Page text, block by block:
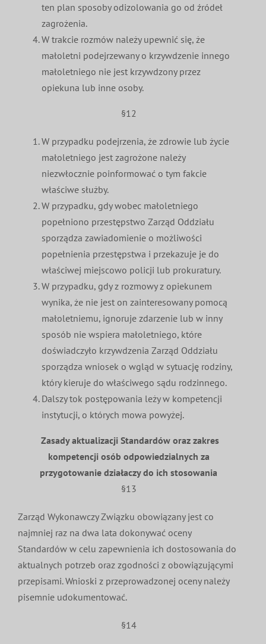
ten plan sposoby odizolowania go od źródeł
zagrożenia.
W trakcie rozmów należy upewnić się, że
małoletni podejrzewany o krzywdzenie innego
małoletniego nie jest krzywdzony przez
opiekuna lub inne osoby.
§12
W przypadku podejrzenia, że zdrowie lub życie
małoletniego jest zagrożone należy
niezwłocznie poinformować o tym fakcie
właściwe służby.
W przypadku, gdy wobec małoletniego
popełniono przestępstwo Zarząd Oddziału
sporządza zawiadomienie o możliwości
popełnienia przestępstwa i przekazuje je do
właściwej miejscowo policji lub prokuratury.
W przypadku, gdy z rozmowy z opiekunem
wynika, że nie jest on zainteresowany pomocą
małoletniemu, ignoruje zdarzenie lub w inny
sposób nie wspiera małoletniego, które
doświadczyło krzywdzenia Zarząd Oddziału
sporządza wniosek o wgląd w sytuację rodziny,
który kieruje do właściwego sądu rodzinnego.
Dalszy tok postępowania leży w kompetencji
instytucji, o których mowa powyżej.
Zasady aktualizacji Standardów oraz zakres
kompetencji osób odpowiedzialnych za
przygotowanie działaczy do ich stosowania
§13
Zarząd Wykonawczy Związku obowiązany jest co
najmniej raz na dwa lata dokonywać oceny
Standardów w celu zapewnienia ich dostosowania do
aktualnych potrzeb oraz zgodności z obowiązującymi
przepisami. Wnioski z przeprowadzonej oceny należy
pisemnie udokumentować.
§14